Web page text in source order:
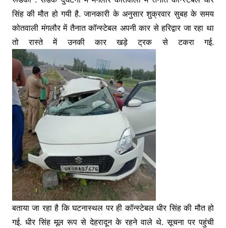
e
b
o
o
k
er s
e
n
g
er
s
A
p
p
gr
a
m
सिंह की मौत हो गयी है. जानकारी के अनुसार शुक्रवार सुबह के समय
कोतवाली मंगलौर में तैनात कॉन्स्टेबल अपनी कार से हरिद्वार जा रहा था
तो रास्ते में उनकी कार खड़े ट्रक से टकरा गई.
बताया जा रहा है कि घटनास्थल पर ही कॉन्स्टेबल धीर सिंह की मौत हो
गई. धीर सिंह मूल रूप से देहरादून के रहने वाले थे. सूचना पर पहुंची